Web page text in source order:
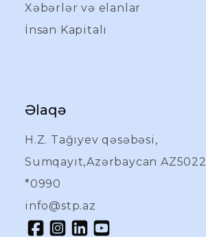
Xəbərlər və elanlar
İnsan Kapitalı
Əlaqə
H.Z. Tağıyev qəsəbəsi,
Sumqayıt,Azərbaycan AZ5022
*0990
info@stp.az